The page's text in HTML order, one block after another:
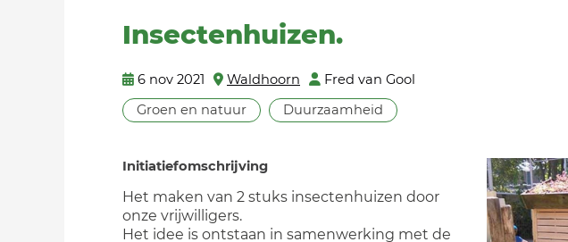
Insectenhuizen.
6 nov 2021 Waldhoorn
Fred van Gool
Groen en natuur
Duurzaamheid
Initiatiefomschrijving
Het maken van 2 stuks insectenhuizen door
onze vrijwilligers.
Het idee is ontstaan in samenwerking met de